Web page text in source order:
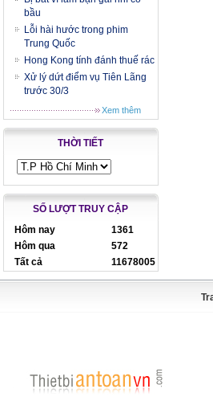
bầu
Lỗi hài hước trong phim
Trung Quốc
Hong Kong tính đánh thuế rác
Xử lý dứt điểm vụ Tiên Lãng
trước 30/3
Xem thêm
THỜI TIẾT
SỐ LƯỢT TRUY CẬP
Hôm nay
1361
Hôm qua
572
Tất cả
11678005